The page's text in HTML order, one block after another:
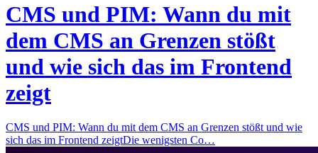
CMS und PIM: Wann du mit
dem CMS an Grenzen stößt
und wie sich das im Frontend
zeigt
CMS und PIM: Wann du mit dem CMS an Grenzen stößt und wie
sich das im Frontend zeigtDie wenigsten Co…